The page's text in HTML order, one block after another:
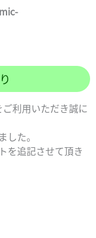
利用いただき誠に
た。
を追記させて頂き